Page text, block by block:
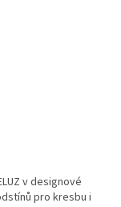
v designové
pro kresbu i